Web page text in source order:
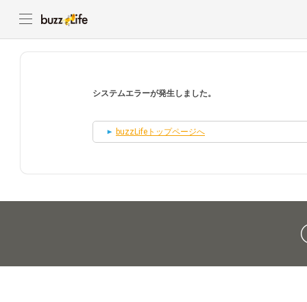
システムエラーが発生しました。
buzzLifeトップページへ